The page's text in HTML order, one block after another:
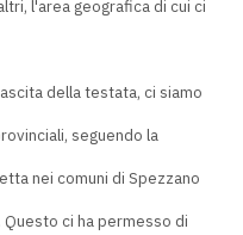
l'area geografica di cui ci
della testata, ci siamo
seguendo la
nei comuni di Spezzano
Questo ci ha permesso di